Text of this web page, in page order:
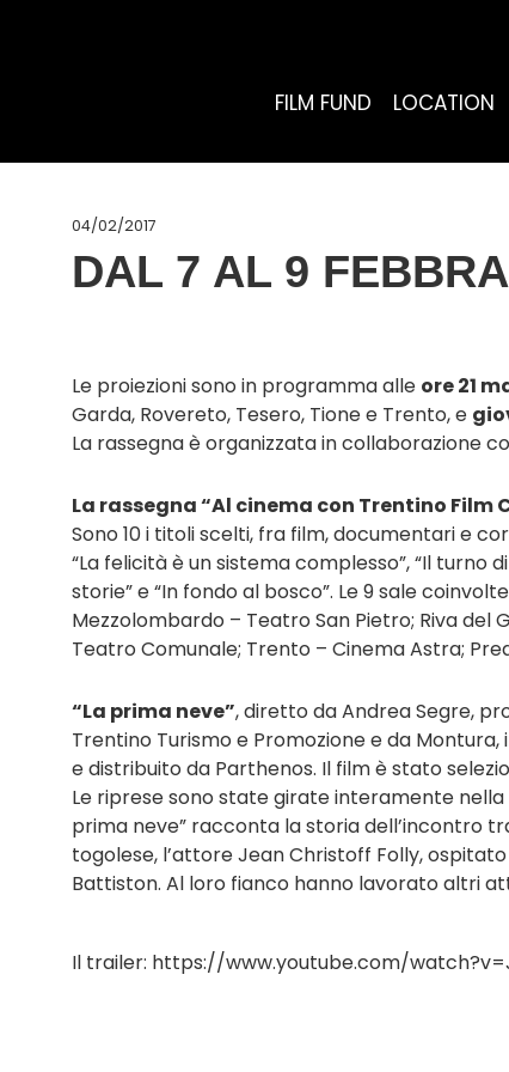
FILM FUND LOCATION
04/02/2017
DAL 7 AL 9
Le proiezioni sono in programma alle ore 21
Garda, Rovereto, Tesero, Tione e Trento, e
La rassegna è organizzata in collaborazione
La rassegna “Al cinema con Trentino Film
Sono 10 i titoli scelti, fra film, documentari e
“La felicità è un sistema complesso”, “Il turno
storie” e “In fondo al bosco”. Le 9 sale
Mezzolombardo – Teatro San Pietro; Riva del
Teatro Comunale; Trento – Cinema Astra;
“La prima neve”, diretto da Andrea Segre,
Trentino Turismo e Promozione e da
e distribuito da Parthenos. Il film è stato
Le riprese sono state girate interamente
prima neve” racconta la storia dell’incontro
togolese, l’attore Jean Christoff Folly,
Battiston. Al loro fianco hanno lavorato altri
Il trailer: https://www.youtube.com/